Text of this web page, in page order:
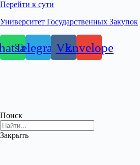
Перейти к сути
Университет Государственных Закупок
TelegramVkEnvelope
Поиск
Закрыть